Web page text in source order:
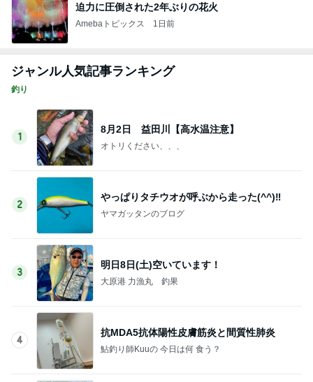
迫力に圧倒された2年ぶりの花火
Amebaトピックス 1日前
ジャンル人気記事ランキング
釣り
1
8月2日 益田川【高水温注意】
オトリください、、、
2
やっぱりタチウオが呼ぶから走った(^^)‼️
ヤマガッタンのブログ
3
明日8日(土)空いています！
大原港 力漁丸 釣果
4
抗MDA5抗体陽性皮膚筋炎と間質性肺炎
鮎釣り師Kuuの 今日は何 食う？